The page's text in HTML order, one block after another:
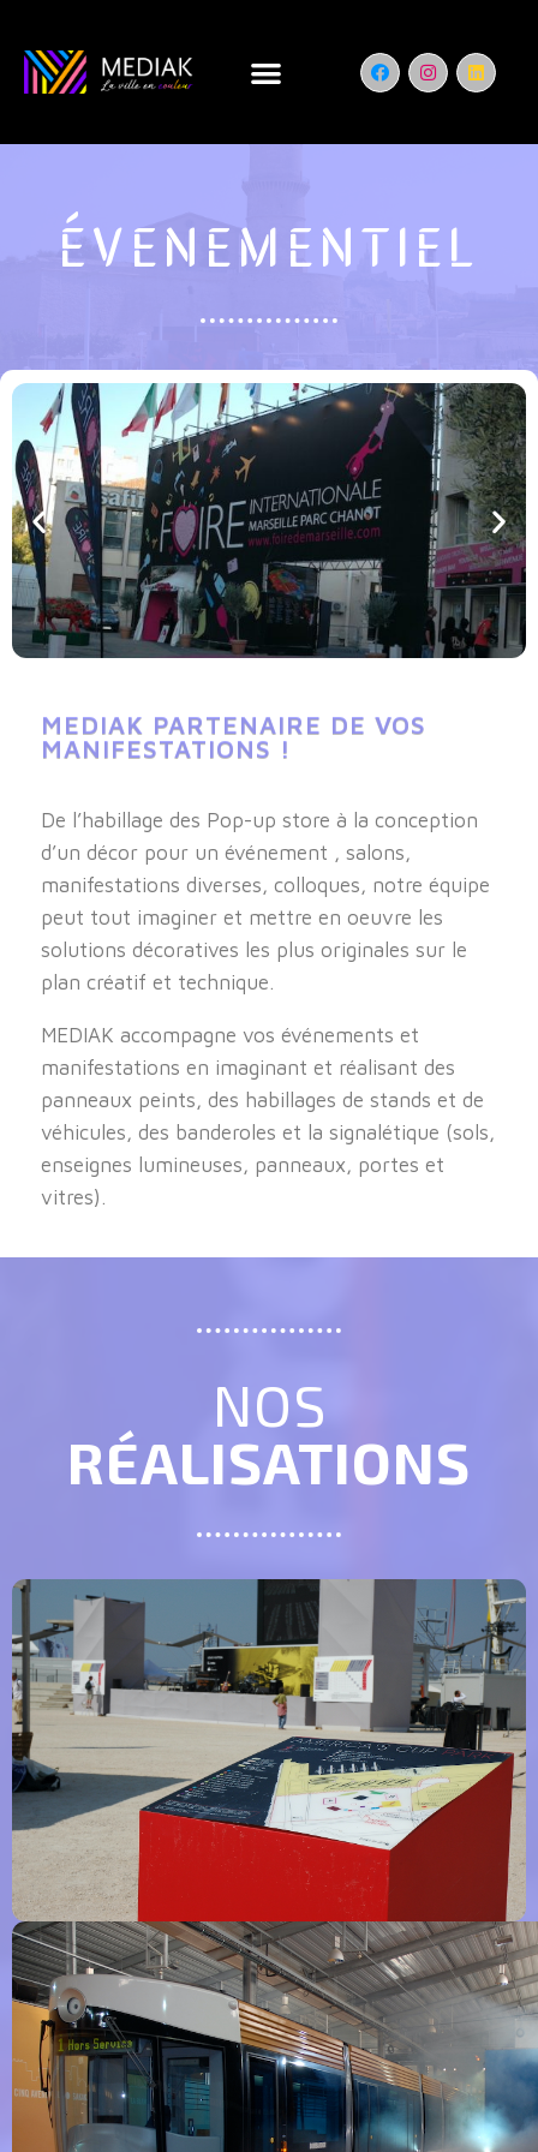
ÉVENEMENTIEL
MEDIAK PARTENAIRE DE VOS
MANIFESTATIONS !
De l’habillage des Pop-up store à la conception
d’un décor pour un événement , salons,
manifestations diverses, colloques, notre équipe
peut tout imaginer et mettre en oeuvre les
solutions décoratives les plus originales sur le
plan créatif et technique.
MEDIAK accompagne vos événements et
manifestations en imaginant et réalisant des
panneaux peints, des habillages de stands et de
véhicules, des banderoles et la signalétique (sols,
enseignes lumineuses, panneaux, portes et
vitres).
NOS
RÉALISATIONS